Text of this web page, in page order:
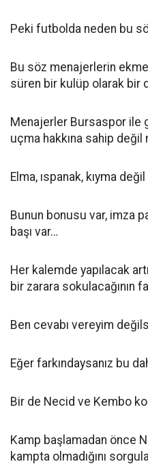
Peki futbolda neden bu
Bu söz menajerlerin
süren bir kulüp olarak bir
Menajerler Bursaspor ile
uçma hakkına sahip değil
Elma, ıspanak, kıyma
Bunun bonusu var, imza
başı var…
Her kalemde yapılacak
bir zarara sokulacağının
Ben cevabı vereyim
Eğer farkındaysanız bu
Bir de Necid ve Kembo
Kamp başlamadan önce
kampta olmadığını